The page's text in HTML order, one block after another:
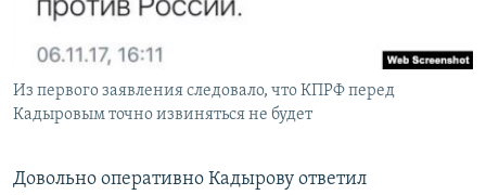
Из первого заявления следовало, что КПРФ перед
Кадыровым точно извиняться не будет
Довольно оперативно Кадырову ответил